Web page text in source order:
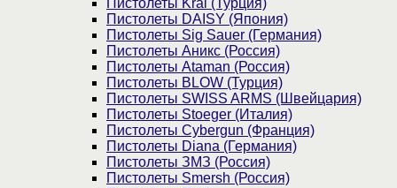
Пистолеты Kral (Турция)
Пистолеты DAISY (Япония)
Пистолеты Sig Sauer (Германия)
Пистолеты Аникс (Россия)
Пистолеты Ataman (Россия)
Пистолеты BLOW (Турция)
Пистолеты SWISS ARMS (Швейцария)
Пистолеты Stoeger (Италия)
Пистолеты Cybergun (Франция)
Пистолеты Diana (Германия)
Пистолеты ЗМЗ (Россия)
Пистолеты Smersh (Россия)